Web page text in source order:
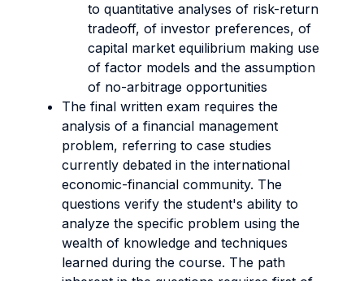
to quantitative analyses of risk-return
tradeoff, of investor preferences, of
capital market equilibrium making use
of factor models and the assumption
of no-arbitrage opportunities
The final written exam requires the
analysis of a financial management
problem, referring to case studies
currently debated in the international
economic-financial community. The
questions verify the student's ability to
analyze the specific problem using the
wealth of knowledge and techniques
learned during the course. The path